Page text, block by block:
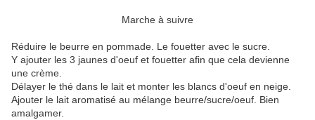
Marche à suivre
Réduire le beurre en pommade. Le fouetter avec le sucre.
Y ajouter les 3 jaunes d'oeuf et fouetter afin que cela devienne
une crème.
Délayer le thé dans le lait et monter les blancs d'oeuf en neige.
Ajouter le lait aromatisé au mélange beurre/sucre/oeuf. Bien
amalgamer.